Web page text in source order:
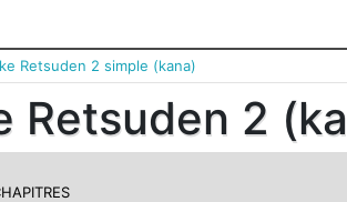
Retsuden 2 simple (kana)
Retsuden 2